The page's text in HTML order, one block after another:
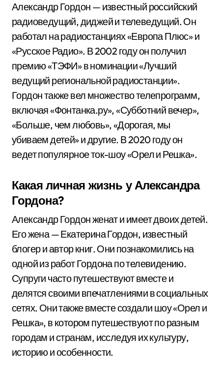
Александр Гордон — известный российский
радиоведущий, диджей и телеведущий. Он
работал на радиостанциях «Европа Плюс» и
«Русское Радио». В 2002 году он получил
премию «ТЭФИ» в номинации «Лучший
ведущий региональной радиостанции».
Гордон также вел множество телепрограмм,
включая «Фонтанка.ру», «Субботний вечер»,
«Больше, чем любовь», «Дорогая, мы
убиваем детей» и другие. В 2020 году он
ведет популярное ток-шоу «Орел и Решка».
Какая личная жизнь у Александра
Гордона?
Александр Гордон женат и имеет двоих детей.
Его жена — Екатерина Гордон, известный
блогер и автор книг. Они познакомились на
одной из работ Гордона по телевидению.
Супруги часто путешествуют вместе и
делятся своими впечатлениями в социальных
сетях. Они также вместе создали шоу «Орел и
Решка», в котором путешествуют по разным
городам и странам, исследуя их культуру,
историю и особенности.